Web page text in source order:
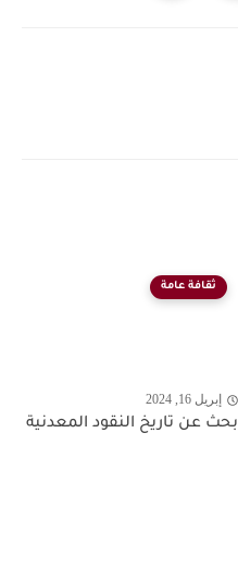
ثقافة عامة
إبريل 16, 2024
بحث عن تاريخ النقود المعدنية